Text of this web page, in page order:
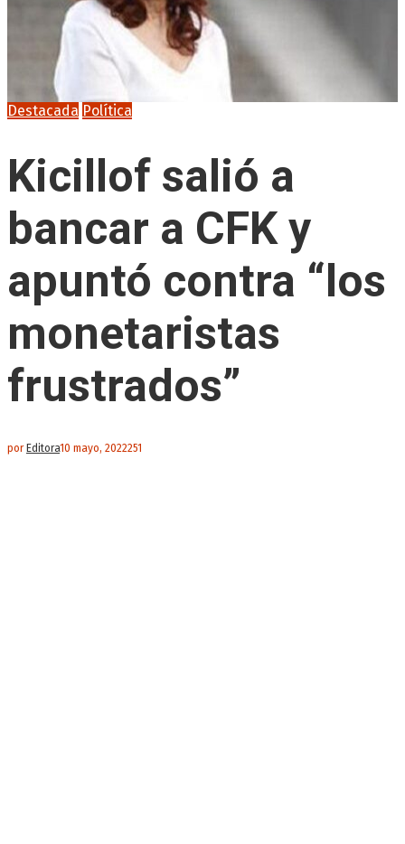
Destacada Política
Kicillof salió a
bancar a CFK y
apuntó contra “los
monetaristas
frustrados”
por Editora10 mayo, 2022251